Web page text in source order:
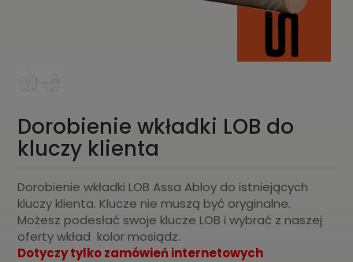
Dorobienie wkładki LOB do
kluczy klienta
Dorobienie wkładki LOB Assa Abloy do istniejących
kluczy klienta. Klucze nie muszą być oryginalne.
Możesz podesłać swoje klucze LOB i wybrać z naszej
oferty wkład kolor mosiądz.
Dotyczy tylko zamówień internetowych